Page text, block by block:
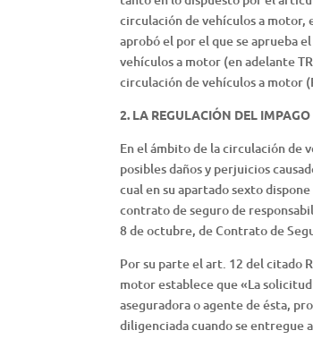
circulación de vehículos a motor,
aprobó el por el que se aprueba
vehículos a motor (en adelante
circulación de vehículos a motor
2. LA REGULACIÓN DEL
En el ámbito de la circulación de
posibles daños y perjuicios
cual en su apartado sexto
contrato de seguro de
8 de octubre, de Contrato de
Por su parte el art. 12 del citado
motor establece que «La
aseguradora o agente de ésta,
diligenciada cuando se entregue